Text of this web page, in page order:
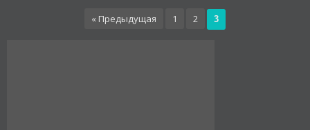
« Предыдущая 1 2 3